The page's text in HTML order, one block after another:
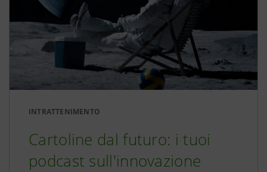
INTRATTENIMENTO
Cartoline dal futuro: i tuoi
podcast sull'innovazione